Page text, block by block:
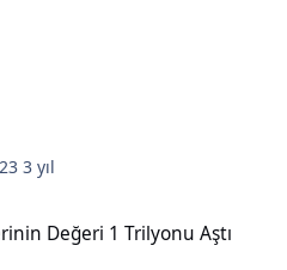
3 yıl
Değeri 1 Trilyonu Aştı